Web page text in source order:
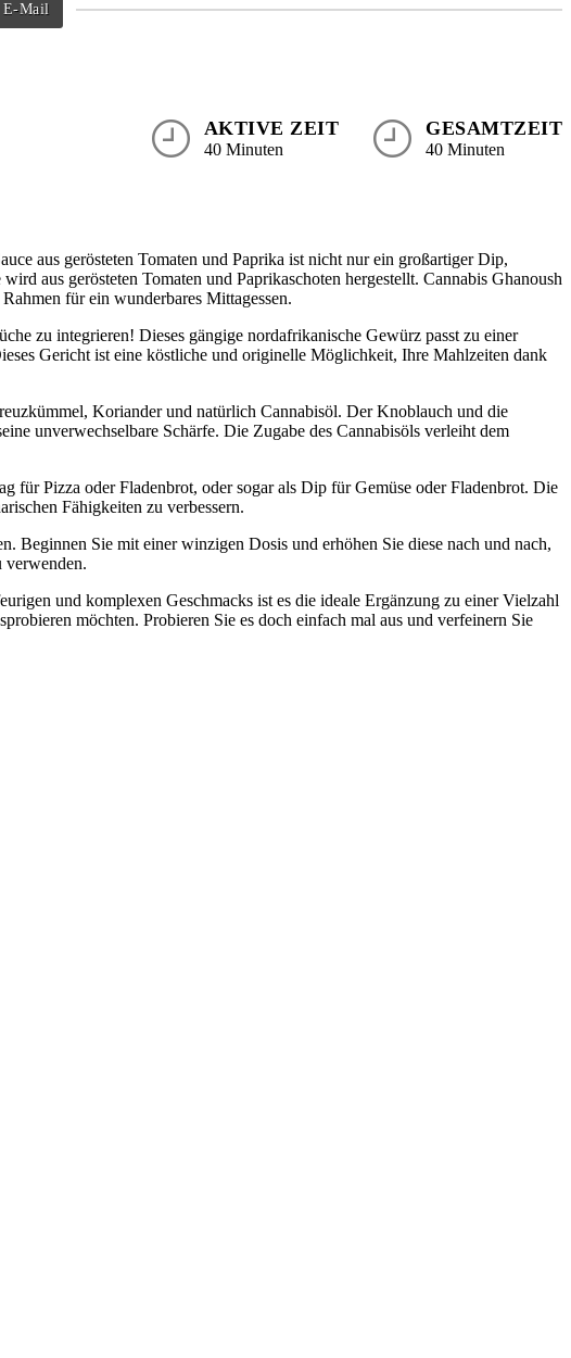
E-Mail
AKTIVE ZEIT
40 Minuten
GESAMTZEIT
40 Minuten
aus gerösteten Tomaten und Paprika ist nicht nur ein großartiger Dip,
aus gerösteten Tomaten und Paprikaschoten hergestellt. Cannabis Ghanoush
für ein wunderbares Mittagessen.
zu integrieren! Dieses gängige nordafrikanische Gewürz passt zu einer
Gericht ist eine köstliche und originelle Möglichkeit, Ihre Mahlzeiten dank
Koriander und natürlich Cannabisöl. Der Knoblauch und die
unverwechselbare Schärfe. Die Zugabe des Cannabisöls verleiht dem
für Pizza oder Fladenbrot, oder sogar als Dip für Gemüse oder Fladenbrot. Die
Fähigkeiten zu verbessern.
Beginnen Sie mit einer winzigen Dosis und erhöhen Sie diese nach und nach,
verwenden.
und komplexen Geschmacks ist es die ideale Ergänzung zu einer Vielzahl
möchten. Probieren Sie es doch einfach mal aus und verfeinern Sie